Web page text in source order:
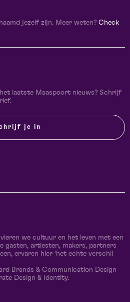
jezelf zijn. Meer weten? Check
laatste Maaspoort nieuws? Schrijf
je in
we cultuur en het leven met een
gasten, artiesten, makers, partners
ervaren hier ‘het echte verschil
Brands & Communication Design
Design & Identity.